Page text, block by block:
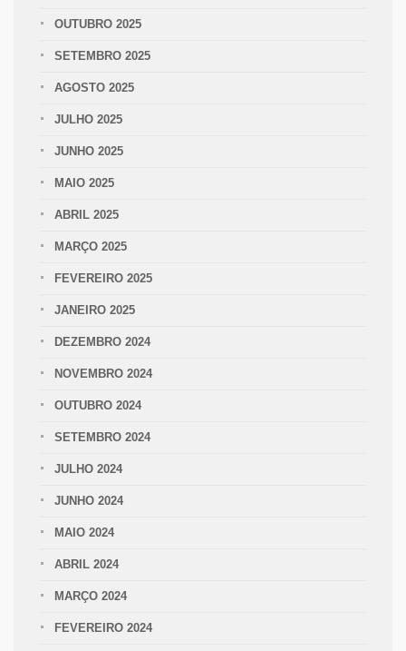
OUTUBRO 2025
SETEMBRO 2025
AGOSTO 2025
JULHO 2025
JUNHO 2025
MAIO 2025
ABRIL 2025
MARÇO 2025
FEVEREIRO 2025
JANEIRO 2025
DEZEMBRO 2024
NOVEMBRO 2024
OUTUBRO 2024
SETEMBRO 2024
JULHO 2024
JUNHO 2024
MAIO 2024
ABRIL 2024
MARÇO 2024
FEVEREIRO 2024